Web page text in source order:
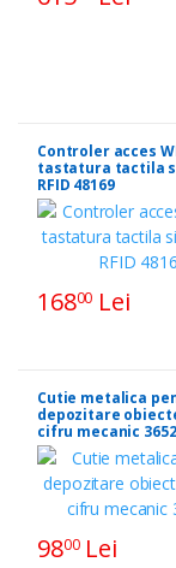
Controler acces
tastatura tactila
RFID 48169
16800 Lei
Cutie metalica
depozitare
cifru mecanic
9800Lei